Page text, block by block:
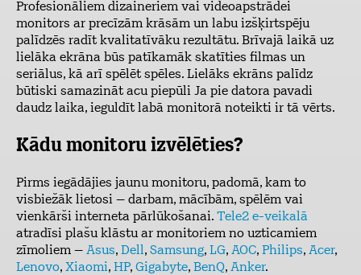
Profesionāliem dizaineriem vai videoapstrādei
monitors ar precīzām krāsām un labu izšķirtspēju
palīdzēs radīt kvalitatīvāku rezultātu. Brīvajā laikā uz
lielāka ekrāna būs patīkamāk skatīties filmas un
seriālus, kā arī spēlēt spēles. Lielāks ekrāns palīdz
būtiski samazināt acu piepūli Ja pie datora pavadi
daudz laika, ieguldīt labā monitorā noteikti ir tā vērts.
Kādu monitoru izvēlēties?
Pirms iegādājies jaunu monitoru, padomā, kam to
visbiežāk lietosi – darbam, mācībām, spēlēm vai
vienkārši interneta pārlūkošanai. Tele2 e-veikalā
atradīsi plašu klāstu ar monitoriem no uzticamiem
zīmoliem – Asus, Dell, Samsung, LG, AOC, Philips, Acer,
Lenovo, Xiaomi, HP, Gigabyte, BenQ, Anker.